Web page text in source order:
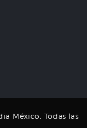
México. Todas las